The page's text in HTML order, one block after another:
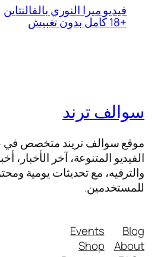
فيديو ميرا النوري بالفالنتاين
+18 كامل بدون تغبيش
سوالف ترند
موقع سوالف تريند متخصص
الفيديو المتنوعة، آخر الأخبار،
والترفيه، مع تحديثات يومية
للمستخدمين.
Blog
About
Events
Shop